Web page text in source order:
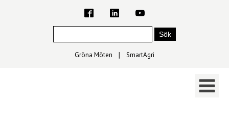
Gröna Möten ∣ SmartAgri